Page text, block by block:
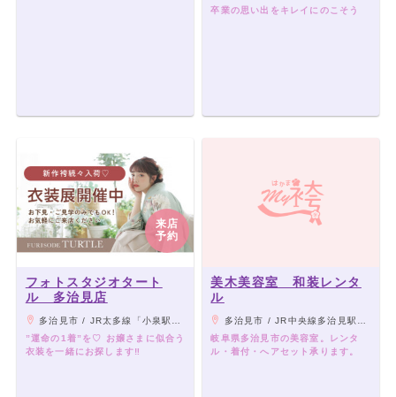
卒業の思い出をキレイにのこそう
来店
予約
フォトスタジオタート
ル 多治見店
多治見市 / JR太多線「小泉駅」より車4分
”運命の1着”を♡ お嬢さまに似合う
衣装を一緒にお探します‼︎
美木美容室 和装レンタ
ル
多治見市 / JR中央線多治見駅徒歩15分、ききょうバス、東鉄バス、名鉄バス「金岡町4」徒歩1分、お車の場合は多治見IC出口より1分。
岐阜県多治見市の美容室。レンタ
ル・着付・へアセット承ります。